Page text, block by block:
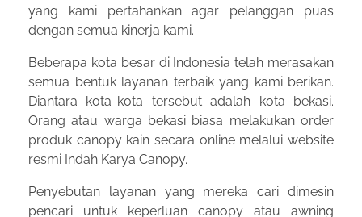
yang kami pertahankan agar pelanggan puas
dengan semua kinerja kami.
Beberapa kota besar di Indonesia telah merasakan
semua bentuk layanan terbaik yang kami berikan.
Diantara kota-kota tersebut adalah kota bekasi.
Orang atau warga bekasi biasa melakukan order
produk canopy kain secara online melalui website
resmi Indah Karya Canopy.
Penyebutan layanan yang mereka cari dimesin
pencari untuk keperluan canopy atau awning